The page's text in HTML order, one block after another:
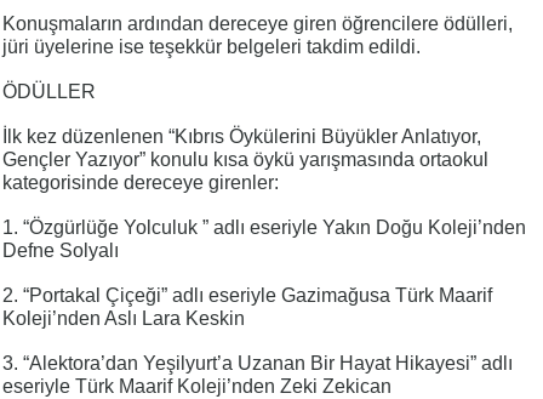
Konuşmaların ardından dereceye giren öğrencilere ödülleri,
jüri üyelerine ise teşekkür belgeleri takdim edildi.
ÖDÜLLER
İlk kez düzenlenen “Kıbrıs Öykülerini Büyükler Anlatıyor,
Gençler Yazıyor” konulu kısa öykü yarışmasında ortaokul
kategorisinde dereceye girenler:
1. “Özgürlüğe Yolculuk ” adlı eseriyle Yakın Doğu Koleji’nden
Defne Solyalı
2. “Portakal Çiçeği” adlı eseriyle Gazimağusa Türk Maarif
Koleji’nden Aslı Lara Keskin
3. “Alektora’dan Yeşilyurt’a Uzanan Bir Hayat Hikayesi” adlı
eseriyle Türk Maarif Koleji’nden Zeki Zekican